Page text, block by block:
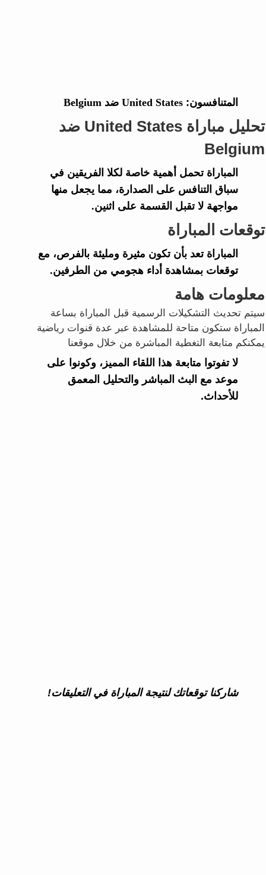
المتنافسون: United States ضد Belgium
تحليل مباراة United States ضد
Belgium
المباراة تحمل أهمية خاصة لكلا الفريقين في
سباق التنافس على الصدارة، مما يجعل منها
مواجهة لا تقبل القسمة على اثنين.
توقعات المباراة
المباراة تعد بأن تكون مثيرة ومليئة بالفرص، مع
توقعات بمشاهدة أداء هجومي من الطرفين.
معلومات هامة
سيتم تحديث التشكيلات الرسمية قبل المباراة بساعة
المباراة ستكون متاحة للمشاهدة عبر عدة قنوات رياضية
يمكنكم متابعة التغطية المباشرة من خلال موقعنا
لا تفوتوا متابعة هذا اللقاء المميز، وكونوا على
موعد مع البث المباشر والتحليل المعمق
للأحداث.
شاركنا توقعاتك لنتيجة المباراة في التعليقات!